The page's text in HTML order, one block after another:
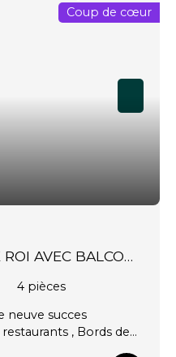
Coup de cœur
AVEC BALCON
4 pièces
neuve succes
, Bords de